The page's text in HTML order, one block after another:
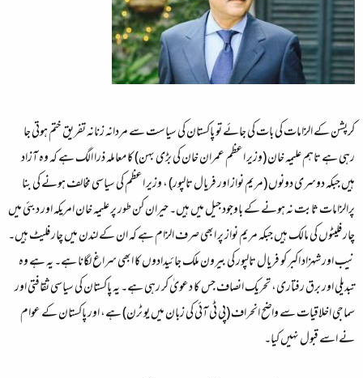
کرپشن کے الزامات کی بات کی جائے تو پاکستان کی سیاست سے مردانہ زنانہ تفریق ختم ہوتی جا
رہی ہے تاہم علیمہ خان (وزیر اعظم عمران خان کی بڑی بہن) کا معاملہ ذرا الگ ہے کہ وہ آزاد
ہیں جبکہ دوسری دونوں (مریم نواز اور فریال تالپور) ، وزیر اعظم کی سیاسی مخالف ہونے کی بنا
پرالزامات ثابت نہ ہونے کے باوجود جیل میں ہیں۔ حیران کن طور پر علیمہ خان امریکہ اور دبئی میں
چار فلیٹوں کی مالک ہیں جبکہ مریم نواز پر ابھی صرف الزام ہے کہ ان کے لندن میں چار فلیٹ ہیں۔
نیب اور شہزاد اکبر کو فریال تالپور کی بیرون ملک جائیدادوں کا ابھی سراغ لگانا ہے۔ یہ ہے وہ
تبدیلی اور برق رفتاری، تحریک انصاف جس کا دعویٰ کر رہی ہے۔ یہ پاکستان کی سیاسی ثقافتی اور
سماجی اخلاقیات سے واضح انحراف (پی ٹی آئی کی زبان میں یو ٹرن) ہے، اور پاکستان کے عوام
نے اسے قبول نہیں کیا۔